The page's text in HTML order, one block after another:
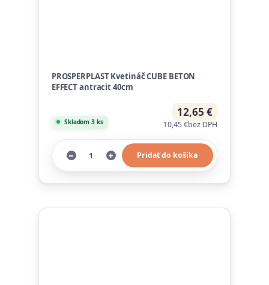
PROSPERPLAST Kvetináč CUBE BETON
EFFECT antracit 40cm
12,65 €
10,45 €bez DPH
Skladom 3 ks
Pridať do košíka